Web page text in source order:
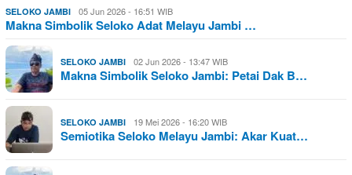
SELOKO JAMBI 05 Jun 2026 - 16:51 WIB
Makna Simbolik Seloko Adat Melayu Jambi …
SELOKO JAMBI 02 Jun 2026 - 13:47 WIB
Makna Simbolik Seloko Jambi: Petai Dak B…
SELOKO JAMBI 19 Mei 2026 - 16:20 WIB
Semiotika Seloko Melayu Jambi: Akar Kuat…